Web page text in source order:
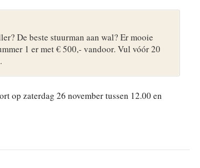
De beste stuurman aan wal? Er mooie
1 er met € 500,- vandoor. Vul vóór 20
op zaterdag 26 november tussen 12.00 en